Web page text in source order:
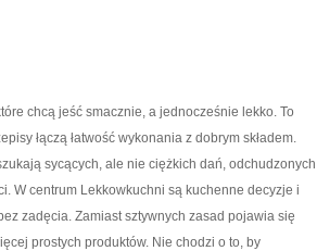
chcą jeść smacznie, a jednocześnie lekko. To
łączą łatwość wykonania z dobrym składem.
sycących, ale nie ciężkich dań, odchudzonych
W centrum Lekkowkuchni są kuchenne decyzje i
zadęcia. Zamiast sztywnych zasad pojawia się
prostych produktów. Nie chodzi o to, by